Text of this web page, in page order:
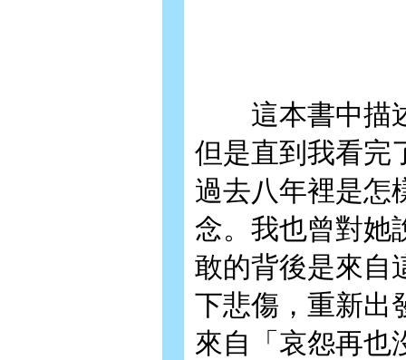
這本書中描述
但是直到我看完
過去八年裡是怎
念。我也曾對她
敢的背後是來自
下悲傷，重新出
來自「哀怨再也